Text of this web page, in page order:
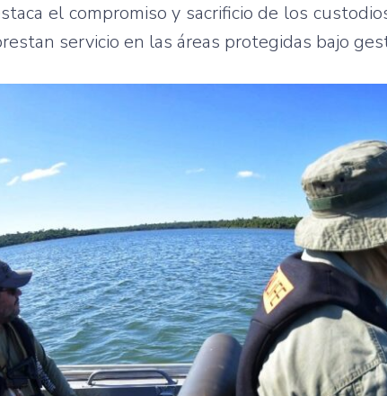
el compromiso y sacrificio de los
servicio en las áreas protegidas bajo